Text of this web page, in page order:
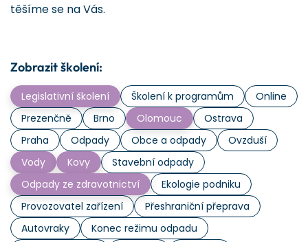
těšíme se na Vás.
Zobrazit školení:
Legislativní školení Školení k programům
Online
Prezenčně
Brno Olomouc
Ostrava
Praha
Odpady Obce a odpady
Ovzduší
Vody
Kovy
Stavební odpady
Odpady ze zdravotnictví
Ekologie podniku
Provozovatel zařízení
Přeshraniční přeprava
Autovraky
Konec režimu odpadu